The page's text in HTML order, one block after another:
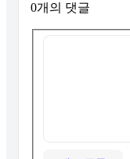
0개의 댓글